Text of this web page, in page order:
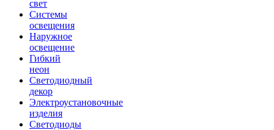
свет
Системы
освещения
Наружное
освещение
Гибкий
неон
Светодиодный
декор
Электроустановочные
изделия
Светодиоды